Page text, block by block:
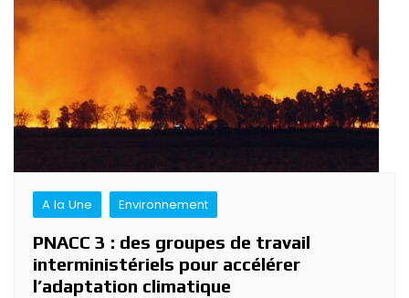
l’article
A la Une Environnement
PNACC 3 : des groupes de travail
interministériels pour accélérer
l’adaptation climatique